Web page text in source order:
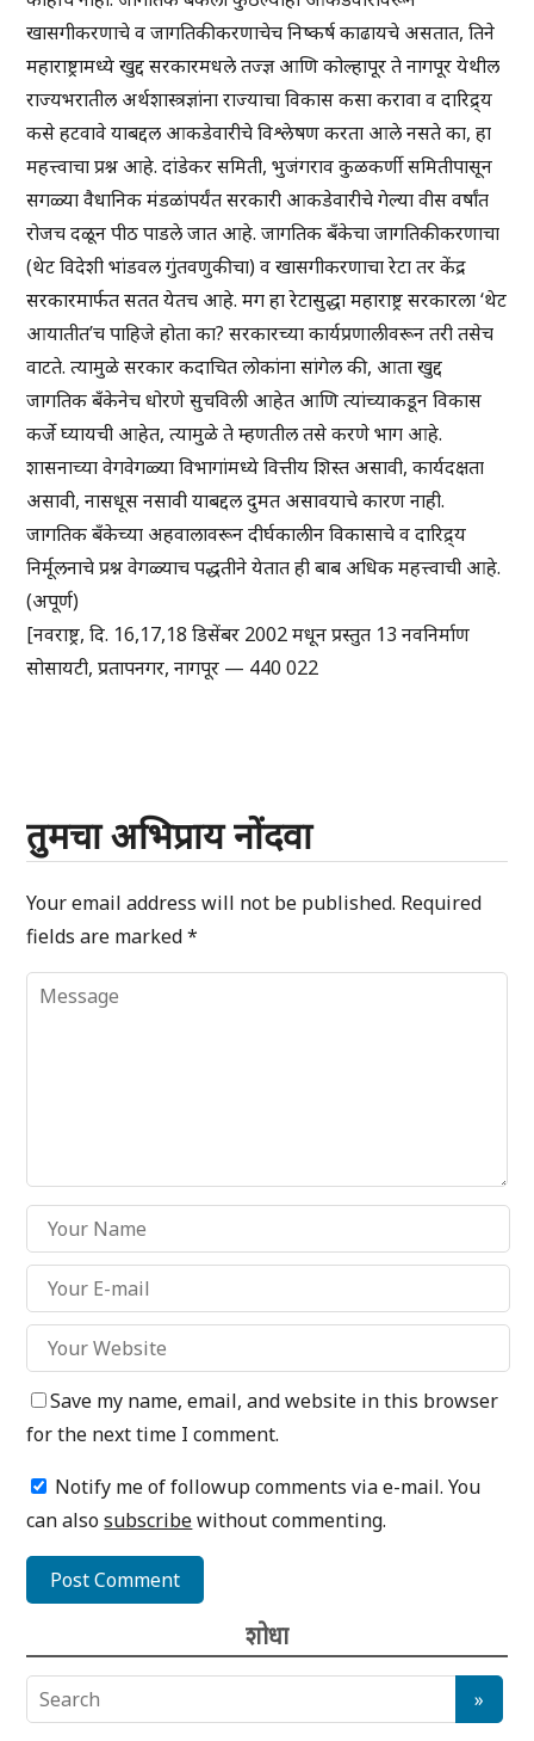
खासगीकरणाचे व जागतिकीकरणाचेच निष्कर्ष काढायचे असतात, तिने
महाराष्ट्रामध्ये खुद्द सरकारमधले तज्ज्ञ आणि कोल्हापूर ते नागपूर येथील
राज्यभरातील अर्थशास्त्रज्ञांना राज्याचा विकास कसा करावा व दारिद्र्य
कसे हटवावे याबद्दल आकडेवारीचे विश्लेषण करता आले नसते का, हा
महत्त्वाचा प्रश्न आहे. दांडेकर समिती, भुजंगराव कुळकर्णी समितीपासून
सगळ्या वैधानिक मंडळांपर्यंत सरकारी आकडेवारीचे गेल्या वीस वर्षांत
रोजच दळून पीठ पाडले जात आहे. जागतिक बँकेचा जागतिकीकरणाचा
(थेट विदेशी भांडवल गुंतवणुकीचा) व खासगीकरणाचा रेटा तर केंद्र
सरकारमार्फत सतत येतच आहे. मग हा रेटासुद्धा महाराष्ट्र सरकारला ‘थेट
आयातीत’च पाहिजे होता का? सरकारच्या कार्यप्रणालीवरून तरी तसेच
वाटते. त्यामुळे सरकार कदाचित लोकांना सांगेल की, आता खुद्द
जागतिक बँकेनेच धोरणे सुचविली आहेत आणि त्यांच्याकडून विकास
कर्जे घ्यायची आहेत, त्यामुळे ते म्हणतील तसे करणे भाग आहे.
शासनाच्या वेगवेगळ्या विभागांमध्ये वित्तीय शिस्त असावी, कार्यदक्षता
असावी, नासधूस नसावी याबद्दल दुमत असावयाचे कारण नाही.
जागतिक बँकेच्या अहवालावरून दीर्घकालीन विकासाचे व दारिद्र्य
निर्मूलनाचे प्रश्न वेगळ्याच पद्धतीने येतात ही बाब अधिक महत्त्वाची आहे.
(अपूर्ण)
[नवराष्ट्र, दि. 16,17,18 डिसेंबर 2002 मधून प्रस्तुत 13 नवनिर्माण
सोसायटी, प्रतापनगर, नागपूर — 440 022
तुमचा अभिप्राय नोंदवा
Your email address will not be published. Required
fields are marked*
Save my name, email, and website in this browser
for the next time I comment.
Notify me of followup comments via e-mail. You
can alsosubscribewithout commenting.
शोधा